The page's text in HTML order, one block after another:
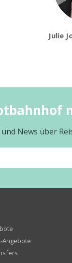
Julie
News über
Angebote